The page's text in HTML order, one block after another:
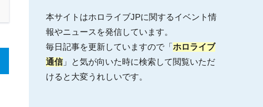
本サイトはホロライブJPに関するイベント情
報やニュースを発信しています。
毎日記事を更新していますので「 ホロライブ
通信」と気が向いた時に検索して閲覧いただ
けると大変うれしいです。